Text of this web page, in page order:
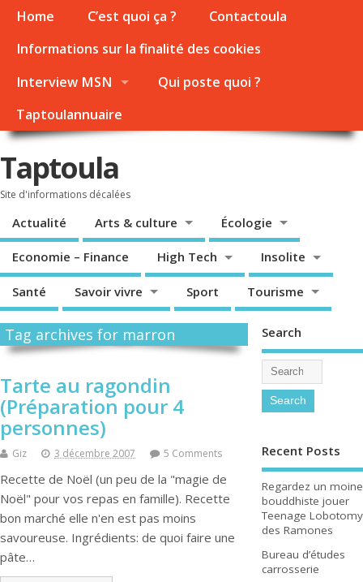
Home C’est quoi ça ?
Contactoula
Informations sur la finalité des cookies
Interview MSN
Qui poste quoi ?
Taptoulannuaire
Taptoula
Site d'informations décalées
Actualité Arts & culture Écologie
Economie – Finance High Tech Insolite
Santé Savoir vivre Sport Tourisme
Tag archives for marron
Tarte au ragondin
(Préparation pour 4
personnes)
Giz 3 décembre 2007 5 Comments
Recette de Noël (un peu de la "magie de
Noël" pour vos repas en famille). Recette
bon marché elle n'en est pas moins
savoureuse. Ingrédients: de quoi faire une
pâte…
Search
Recent Posts
Regardez un moine
bouddhiste jouer
Teenage Lobotomy
des Ramones
Bureau d’études
carrosserie